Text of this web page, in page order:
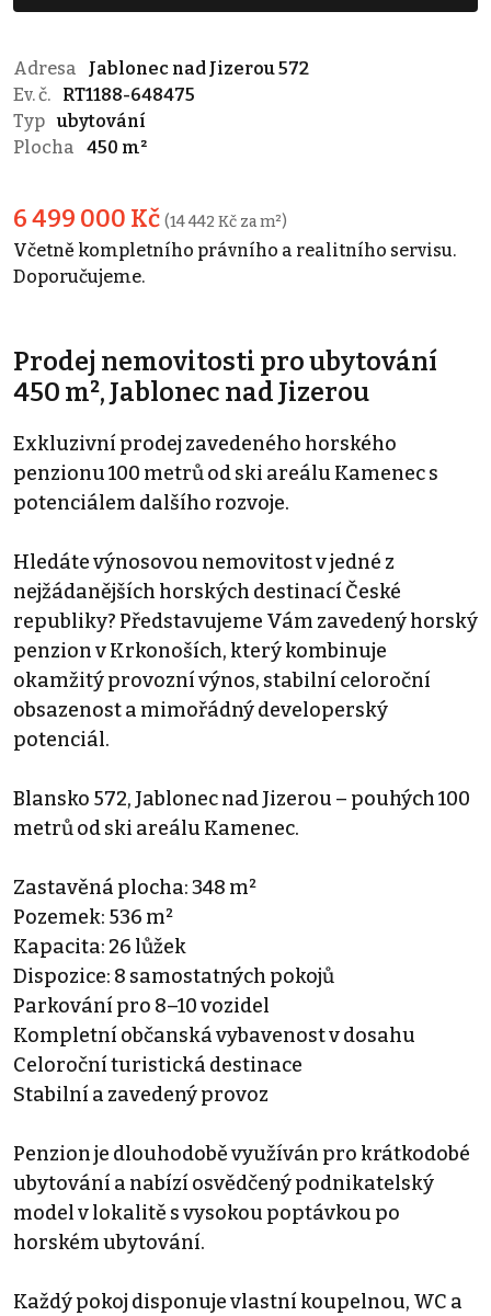
Adresa
Jablonec nad Jizerou 572
Ev. č.
RT1188-648475
Typ ubytování
Plocha
450 m²
6 499 000 Kč (14 442 Kč za m²)
Včetně kompletního právního a realitního servisu.
Doporučujeme.
Prodej nemovitosti pro ubytování
450 m², Jablonec nad Jizerou
Exkluzivní prodej zavedeného horského
penzionu 100 metrů od ski areálu Kamenec s
potenciálem dalšího rozvoje.
Hledáte výnosovou nemovitost v jedné z
nejžádanějších horských destinací České
republiky? Představujeme Vám zavedený horský
penzion v Krkonoších, který kombinuje
okamžitý provozní výnos, stabilní celoroční
obsazenost a mimořádný developerský
potenciál.
Blansko 572, Jablonec nad Jizerou – pouhých 100
metrů od ski areálu Kamenec.
Zastavěná plocha: 348 m²
Pozemek: 536 m²
Kapacita: 26 lůžek
Dispozice: 8 samostatných pokojů
Parkování pro 8–10 vozidel
Kompletní občanská vybavenost v dosahu
Celoroční turistická destinace
Stabilní a zavedený provoz
Penzion je dlouhodobě využíván pro krátkodobé
ubytování a nabízí osvědčený podnikatelský
model v lokalitě s vysokou poptávkou po
horském ubytování.
Každý pokoj disponuje vlastní koupelnou, WC a